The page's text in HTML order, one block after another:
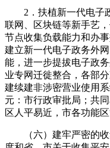
2．扶植新一代电子政
联网、区块链等新手艺
节点收集负载能力和办
建立新一代电子政务外
能，进一步提拔电子政
业专网迁徙整合，各部
建续建非涉密营业使用
元：市行政审批局；共
区人平易近，市各功能区
（六）建牢严密的收